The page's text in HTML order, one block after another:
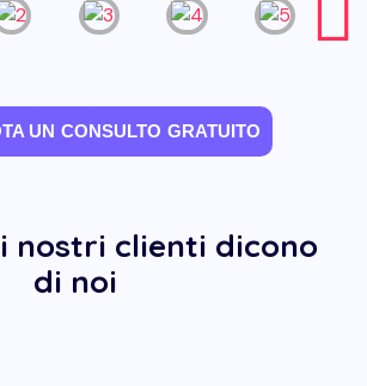
UN CONSULTO GRATUITO
nostri clienti dicono
di noi